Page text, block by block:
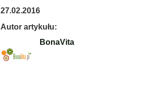
27.02.2016
Autor artykułu:
BonaVita